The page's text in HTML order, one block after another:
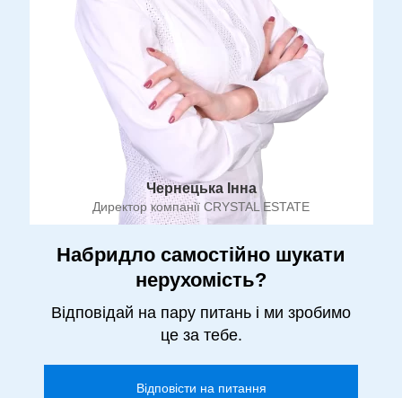
Чернецька Інна
Директор компанії CRYSTAL ESTATE
Набридло самостійно шукати
нерухомість?
Відповідай на пару питань і ми зробимо
це за тебе.
Відповісти на питання